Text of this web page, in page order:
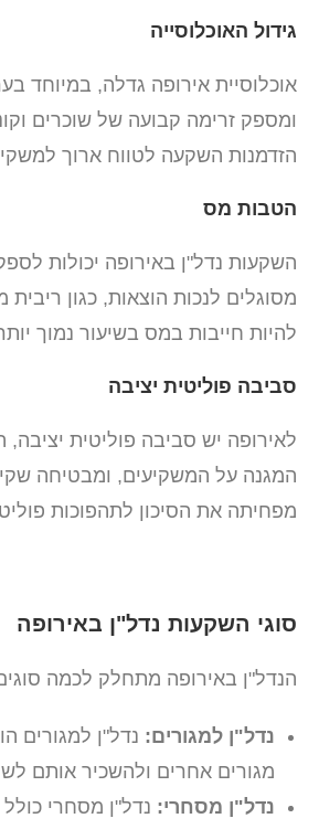
גידול האוכלוסייה
אוכלוסיית אירופה גדלה, במיוחד
ומספק זרימה קבועה של שוכרים
הזדמנות השקעה לטווח ארוך
הטבות מס
השקעות נדל"ן באירופה יכולות
מסוגלים לנכות הוצאות, כגון
להיות חייבות במס בשיעור נמוך
סביבה פוליטית יציבה
לאירופה יש סביבה פוליטית
המגנה על המשקיעים, ומבטיחה
מפחיתה את הסיכון לתהפוכות
סוגי השקעות נדל"ן באירופה
הנדל"ן באירופה מתחלק לכמה
נדל"ן למגורים: נדל"ן למגורים
מגורים אחרים ולהשכיר אותם
נדל"ן מסחרי: נדל"ן מסחרי